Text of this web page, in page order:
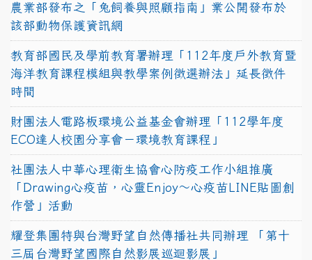
農業部發布之「兔飼養與照顧指南」業公開發布於
該部動物保護資訊網
教育部國民及學前教育署辦理「112年度戶外教育暨
海洋教育課程模組與教學案例徵選辦法」延長徵件
時間
財團法人電路板環境公益基金會辦理「112學年度
ECO達人校園分享會－環境教育課程」
社團法人中華心理衛生協會心防疫工作小組推廣
「Drawing心疫苗，心靈Enjoy〜心疫苗LINE貼圖創
作營」活動
耀登集團特與台灣野望自然傳播社共同辦理 「第十
三屆台灣野望國際自然影展巡迴影展」